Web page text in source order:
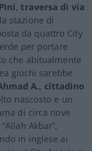
,traversa di via
stazione di
da quattro City
per portare
che abitualmente
giochi sarebbe
A., cittadino
nascosto e un
di circa nove
Akbar”,
in inglese ai